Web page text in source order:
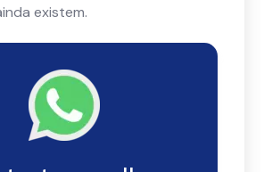
existem.